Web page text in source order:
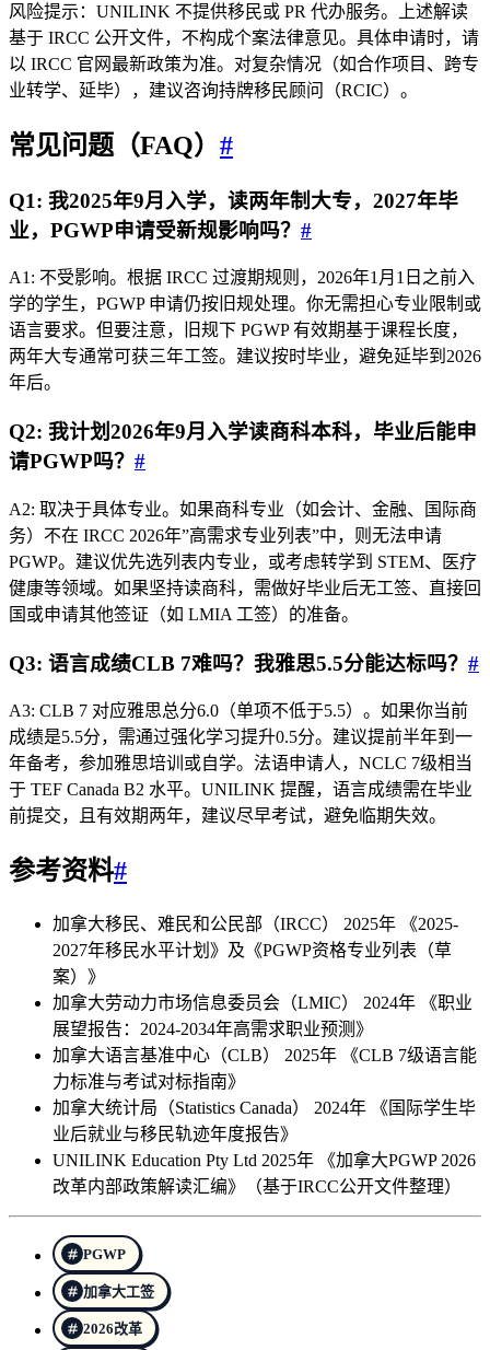
风险提示：UNILINK 不提供移民或 PR 代办服务。上述解读
基于 IRCC 公开文件，不构成个案法律意见。具体申请时，请
以 IRCC 官网最新政策为准。对复杂情况（如合作项目、跨专
业转学、延毕），建议咨询持牌移民顾问（RCIC）。
常见问题（FAQ） #
Q1: 我2025年9月入学，读两年制大专，2027年毕
业，PGWP申请受新规影响吗？ #
A1: 不受影响。根据 IRCC 过渡期规则，2026年1月1日之前入
学的学生，PGWP 申请仍按旧规处理。你无需担心专业限制或
语言要求。但要注意，旧规下 PGWP 有效期基于课程长度，
两年大专通常可获三年工签。建议按时毕业，避免延毕到2026
年后。
Q2: 我计划2026年9月入学读商科本科，毕业后能申
请PGWP吗？ #
A2: 取决于具体专业。如果商科专业（如会计、金融、国际商
务）不在 IRCC 2026年”高需求专业列表”中，则无法申请
PGWP。建议优先选列表内专业，或考虑转学到 STEM、医疗
健康等领域。如果坚持读商科，需做好毕业后无工签、直接回
国或申请其他签证（如 LMIA 工签）的准备。
Q3: 语言成绩CLB 7难吗？我雅思5.5分能达标吗？ #
A3: CLB 7 对应雅思总分6.0（单项不低于5.5）。如果你当前
成绩是5.5分，需通过强化学习提升0.5分。建议提前半年到一
年备考，参加雅思培训或自学。法语申请人，NCLC 7级相当
于 TEF Canada B2 水平。UNILINK 提醒，语言成绩需在毕业
前提交，且有效期两年，建议尽早考试，避免临期失效。
参考资料#
加拿大移民、难民和公民部（IRCC） 2025年 《2025-
2027年移民水平计划》及《PGWP资格专业列表（草
案）》
加拿大劳动力市场信息委员会（LMIC） 2024年 《职业
展望报告：2024-2034年高需求职业预测》
加拿大语言基准中心（CLB） 2025年 《CLB 7级语言能
力标准与考试对标指南》
加拿大统计局（Statistics Canada） 2024年 《国际学生毕
业后就业与移民轨迹年度报告》
UNILINK Education Pty Ltd 2025年 《加拿大PGWP 2026
改革内部政策解读汇编》（基于IRCC公开文件整理）
PGWP
加拿大工签
2026改革